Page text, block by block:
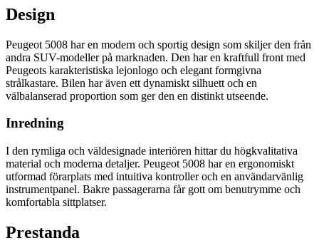
Design
Peugeot 5008 har en modern och sportig design som skiljer den från
andra SUV-modeller på marknaden. Den har en kraftfull front med
Peugeots karakteristiska lejonlogo och elegant formgivna
strålkastare. Bilen har även ett dynamiskt silhuett och en
välbalanserad proportion som ger den en distinkt utseende.
Inredning
I den rymliga och väldesignade interiören hittar du högkvalitativa
material och moderna detaljer. Peugeot 5008 har en ergonomiskt
utformad förarplats med intuitiva kontroller och en användarvänlig
instrumentpanel. Bakre passagerarna får gott om benutrymme och
komfortabla sittplatser.
Prestanda